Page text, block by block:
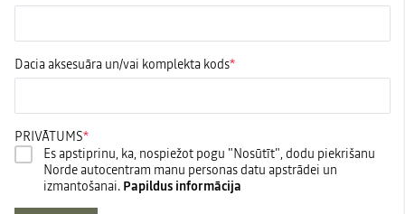
Dacia aksesuāra un/vai komplekta kods
PRIVĀTUMS
Es apstiprinu, ka, nospiežot pogu "Nosūtīt", dodu piekrišanu
Norde autocentram manu personas datu apstrādei un
izmantošanai. Papildus informācija